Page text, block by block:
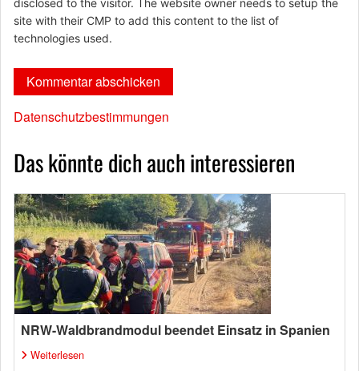
disclosed to the visitor. The website owner needs to setup the
site with their CMP to add this content to the list of
technologies used.
Datenschutzbestimmungen
Das könnte dich auch interessieren
NRW-Waldbrandmodul beendet Einsatz in Spanien
Weiterlesen